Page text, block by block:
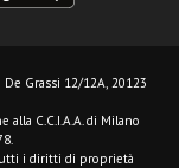
Grassi 12/12A, 20123
alla C.C.I.A.A. di Milano
i diritti di proprietà